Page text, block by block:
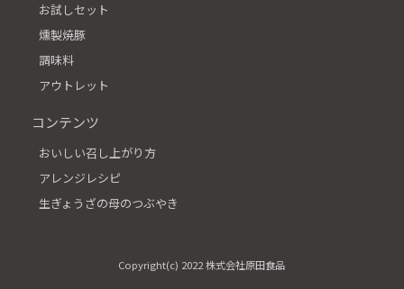
お試しセット
燻製焼豚
調味料
アウトレット
コンテンツ
おいしい召し上がり方
アレンジレシピ
生ぎょうざの母のつぶやき
Copyright(c) 2022 株式会社原田食品